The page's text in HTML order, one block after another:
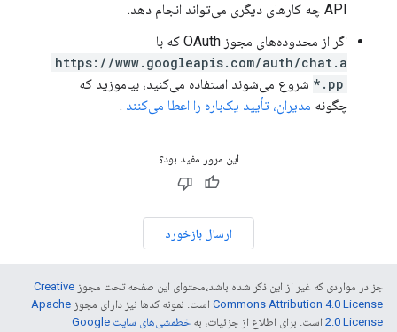
API چه کارهای دیگری می‌تواند انجام دهد.
اگر از محدوده‌های مجوز OAuth که با
https://www.googleapis.com/auth/chat.a
pp.*
شروع می‌شوند استفاده می‌کنید، بیاموزید که
چگونه مدیران، تأیید یک‌باره را اعطا می‌کنند .
این مرور مفید بود؟
ارسال بازخورد
جز در مواردی که غیر از این ذکر شده باشد،‌محتوای این صفحه تحت مجوز Creative
Commons Attribution 4.0 License است. نمونه کدها نیز دارای مجوز Apache
2.0 License است. برای اطلاع از جزئیات، به
خطمشی‌های سایت Google